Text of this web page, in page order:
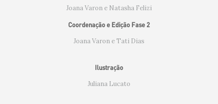
Joana Varon e Natasha Felizi
Coordenação e Edição Fase 2
Joana Varon e Tati Dias
Ilustração
Juliana Lucato